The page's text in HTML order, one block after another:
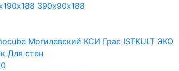
390х90х188
Могилевский КСИ Грас ISTKULT ЭКО
Для стен